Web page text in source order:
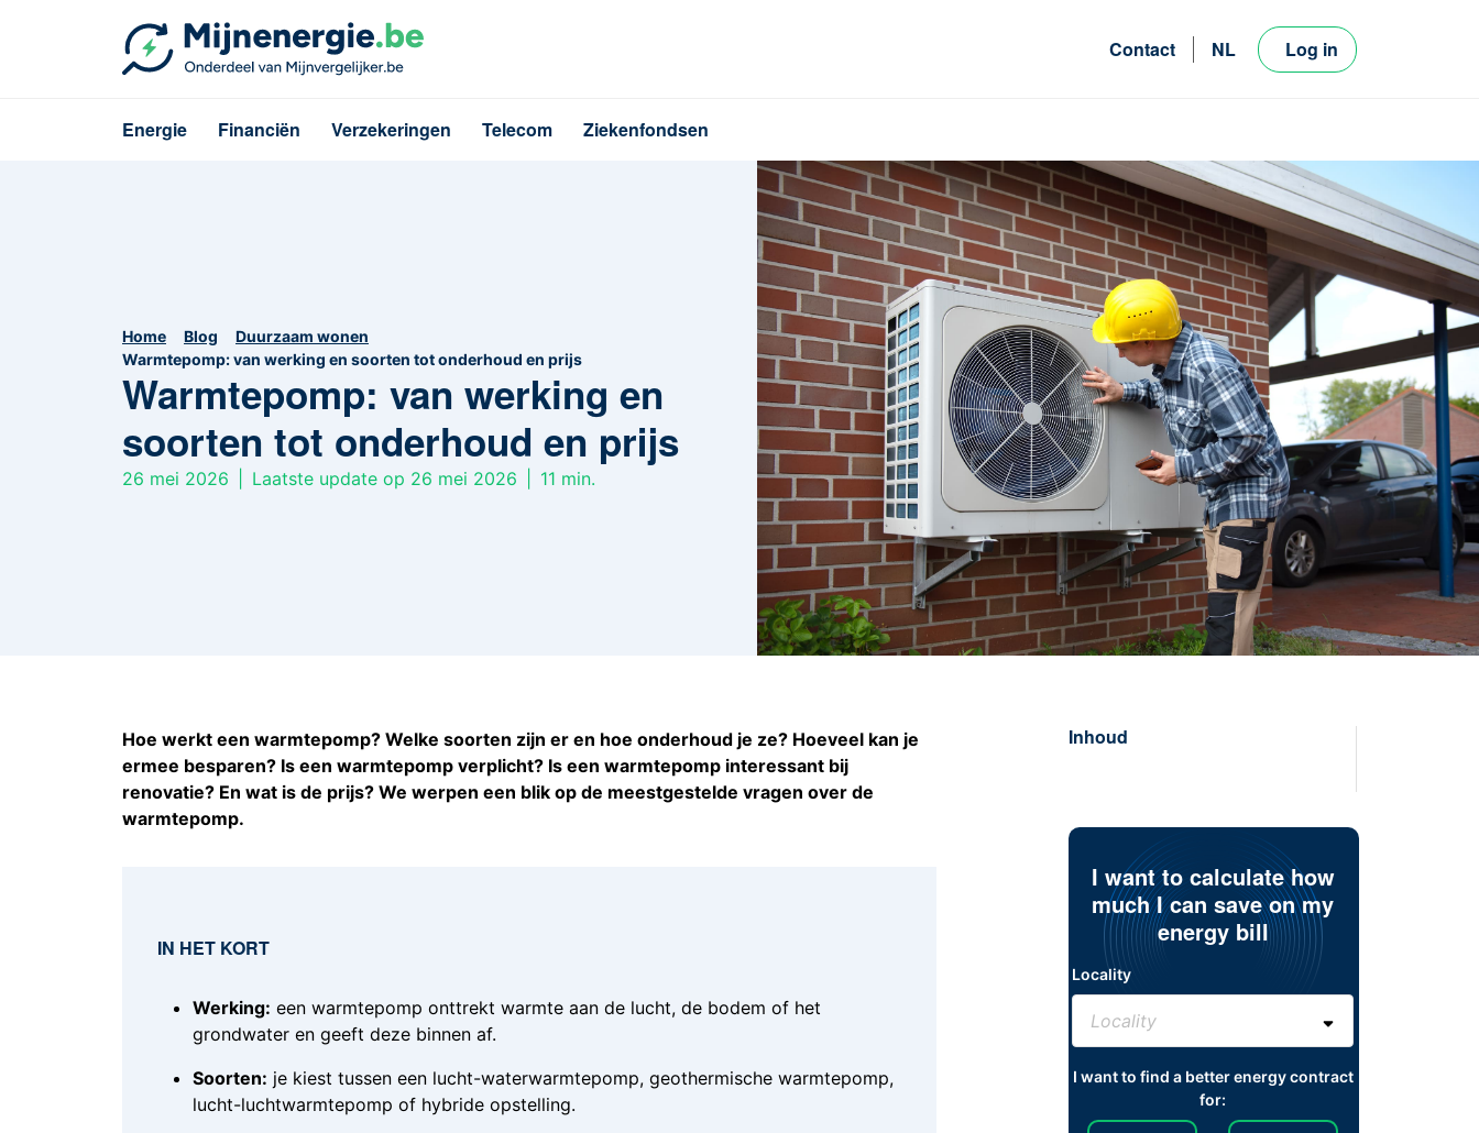
Contact
NL
Log in
Energie Financiën Verzekeringen Telecom Ziekenfondsen
Home Blog
Duurzaam wonen
Warmtepomp: van werking en soorten tot onderhoud en prijs
Warmtepomp: van werking en
soorten tot onderhoud en prijs
26 mei 2026 Laatste update op 26 mei 2026 11 min.
Hoe werkt een warmtepomp? Welke soorten zijn er en hoe onderhoud je ze? Hoeveel kan je
ermee besparen? Is een warmtepomp verplicht? Is een warmtepomp interessant bij
renovatie? En wat is de prijs? We werpen een blik op de meestgestelde vragen over de
warmtepomp.
IN HET KORT
Werking: een warmtepomp onttrekt warmte aan de lucht, de bodem of het
grondwater en geeft deze binnen af.
Soorten: je kiest tussen een lucht-waterwarmtepomp, geothermische warmtepomp,
lucht-luchtwarmtepomp of hybride opstelling.
Inhoud
I want to calculate how
much I can save on my
energy bill
Locality
I want to find a better energy contract
for: